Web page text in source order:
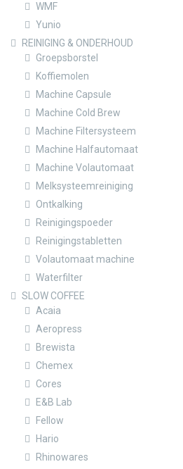
WMF
Yunio
REINIGING & ONDERHOUD
Groepsborstel
Koffiemolen
Machine Capsule
Machine Cold Brew
Machine Filtersysteem
Machine Halfautomaat
Machine Volautomaat
Melksysteemreiniging
Ontkalking
Reinigingspoeder
Reinigingstabletten
Volautomaat machine
Waterfilter
SLOW COFFEE
Acaia
Aeropress
Brewista
Chemex
Cores
E&B Lab
Fellow
Hario
Rhinowares